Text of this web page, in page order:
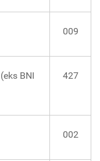
009
BNI
427
002